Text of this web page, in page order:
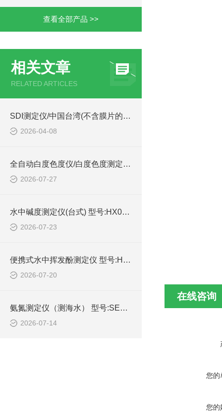
查看全部产品 >>
相关文章
RELATED ARTICLES
SDI测定仪/中国台湾(不含膜片的技术参数简介
2026-04-08
全自动白度色度仪/白度色度测定仪型号:ZB-A的简单介绍
2026-07-27
水中碱度测定仪(台式) 型号:HX03-TA-211库号：M414742的技术介绍
2026-07-23
便携式水中挥发酚测定仪 型号:HX03-PVP-301库号：M414647的技术介绍
2026-07-20
氨氮测定仪（测海水） 型号:SE98-AD-2AH库号：M400863的技术介绍
2026-07-14
在线咨询
您的
您的